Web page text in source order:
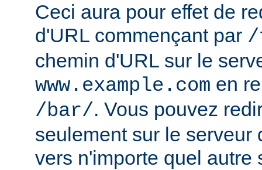
Ceci aura pour effet de
d'URL commençant par /
chemin d'URL sur le
www.example.com en
/bar/. Vous pouvez
seulement sur le serveur
vers n'importe quel autre